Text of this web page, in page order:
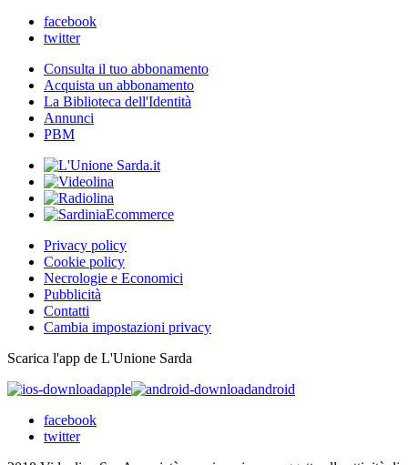
facebook
twitter
Consulta il tuo abbonamento
Acquista un abbonamento
La Biblioteca dell'Identità
Annunci
PBM
Privacy policy
Cookie policy
Necrologie e Economici
Pubblicità
Contatti
Cambia impostazioni privacy
Scarica l'app de L'Unione Sarda
apple
android
facebook
twitter